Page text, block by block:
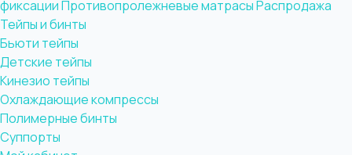
фиксацииПротивопролежневые матрасыРаспродажа
Тейпы и бинты
Бьюти тейпы
Детские тейпы
Кинезио тейпы
Охлаждающие компрессы
Полимерные бинты
Суппорты